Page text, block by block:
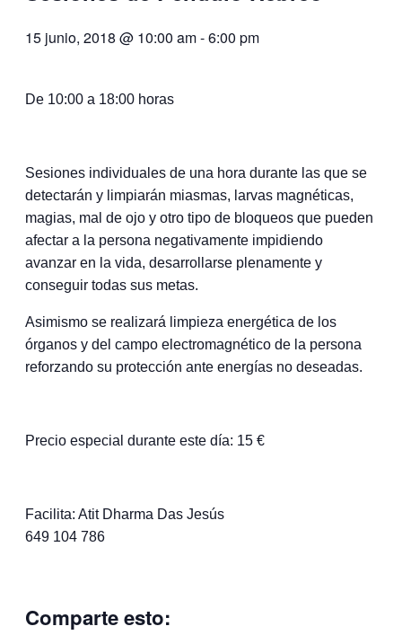
15 junio, 2018 @ 10:00 am-6:00 pm
De 10:00 a 18:00 horas
Sesiones individuales de una hora durante las que se
detectarán y limpiarán miasmas, larvas magnéticas,
magias, mal de ojo y otro tipo de bloqueos que pueden
afectar a la persona negativamente impidiendo
avanzar en la vida, desarrollarse plenamente y
conseguir todas sus metas.
Asimismo se realizará limpieza energética de los
órganos y del campo electromagnético de la persona
reforzando su protección ante energías no deseadas.
Precio especial durante este día: 15 €
Facilita: Atit Dharma Das Jesús
649 104 786
Comparte esto: